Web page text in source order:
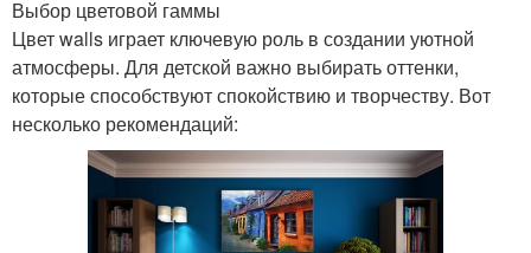
Выбор цветовой гаммы
Цвет walls играет ключевую роль в создании уютной
атмосферы. Для детской важно выбирать оттенки,
которые способствуют спокойствию и творчеству. Вот
несколько рекомендаций: